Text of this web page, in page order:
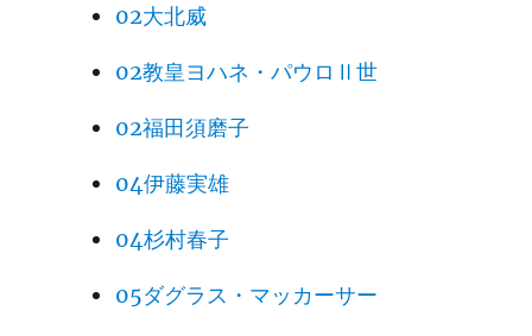
02大北威
02教皇ヨハネ・パウロⅡ世
02福田須磨子
04伊藤実雄
04杉村春子
05ダグラス・マッカーサー